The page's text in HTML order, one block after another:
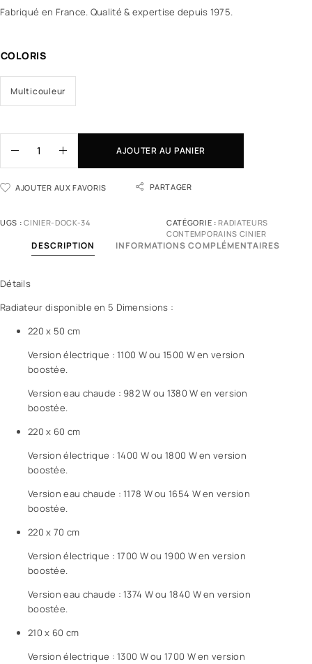
Fabriqué en France. Qualité & expertise depuis 1975.
COLORIS
Multicouleur
AJOUTER AU PANIER
AJOUTER AUX FAVORIS PARTAGER
UGS :CINIER-DOCK-34 CATÉGORIE :RADIATEURS
CONTEMPORAINS CINIER
DESCRIPTION INFORMATIONS COMPLÉMENTAIRES
Détails
Radiateur disponible en 5 Dimensions :
220 x 50 cm
Version électrique : 1100 W ou 1500 W en version
boostée.
Version eau chaude : 982 W ou 1380 W en version
boostée.
220 x 60 cm
Version électrique : 1400 W ou 1800 W en version
boostée.
Version eau chaude : 1178 W ou 1654 W en version
boostée.
220 x 70 cm
Version électrique : 1700 W ou 1900 W en version
boostée.
Version eau chaude : 1374 W ou 1840 W en version
boostée.
210 x 60 cm
Version électrique : 1300 W ou 1700 W en version